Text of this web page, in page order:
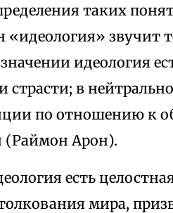
таких
«идеология» звучит
идеология
страсти; в
по отношению к
(Раймон Арон).
есть
мира,